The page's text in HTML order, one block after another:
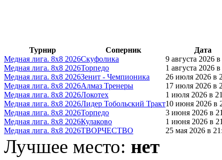
Турнир Соперник
Дата
Медная лига. 8x8 2026Скуфолика
9 августа 2026
Медная лига. 8x8 2026Торпедо
1 августа 2026
Медная лига. 8x8 2026Зенит - Чемпионика
26 июля 2026 в
Медная лига. 8x8 2026Алмаз Тренеры
17 июля 2026 в
Медная лига. 8x8 2026Локотех
1 июля 2026 в
Медная лига. 8x8 2026Лидер Тобольский Тракт10 июня 2026 в
Медная лига. 8x8 2026Торпедо
3 июня 2026 в
Медная лига. 8x8 2026Кулаково
1 июня 2026 в
Медная лига. 8x8 2026ТВОРЧЕСТВО 25 мая 2026 в
Лучшее место: нет